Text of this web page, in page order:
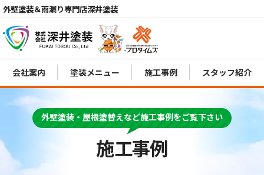
外壁塗装＆雨漏り専門店深井塗装
MENU
会社案内 塗装メニュー 施工事例 スタッフ紹介
施工事例
外壁塗装・屋根塗替えなど施工事例をご覧下さい